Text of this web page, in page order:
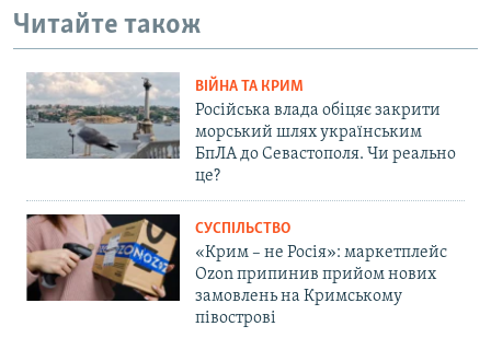
Читайте також
ВІЙНА ТА КРИМ
Російська влада обіцяє закрити
морський шлях українським
БпЛА до Севастополя. Чи реально
це?
СУСПІЛЬСТВО
«Крим – не Росія»: маркетплейс
Ozon припинив прийом нових
замовлень на Кримському
півострові